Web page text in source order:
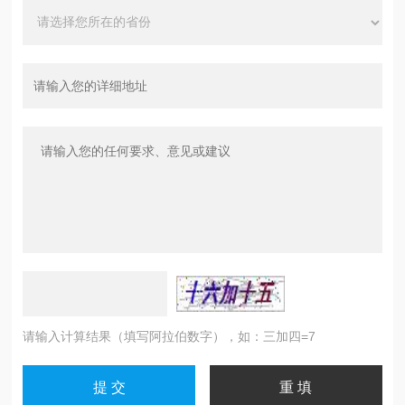
请输入计算结果（填写阿拉伯数字），如：三加四=7